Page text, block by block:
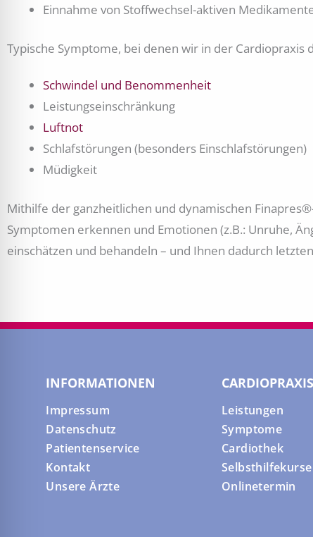
Einnahme von Stoffwechsel-aktiven
Typische Symptome, bei denen wir in der
Schwindel und Benommenheit
Leistungseinschränkung
Luftnot
Schlafstörungen (besonders Einschlafstörungen)
Müdigkeit
Mithilfe der ganzheitlichen und dynamischen
Symptomen erkennen und Emotionen (z.B.: Unruhe,
einschätzen und behandeln – und Ihnen dadurch
INFORMATIONEN
Impressum
Datenschutz
Patientenservice
Kontakt
Unsere Ärzte
CARDIOPRAXIS
Leistungen
Symptome
Cardiothek
Selbsthilfekurse
Onlinetermin